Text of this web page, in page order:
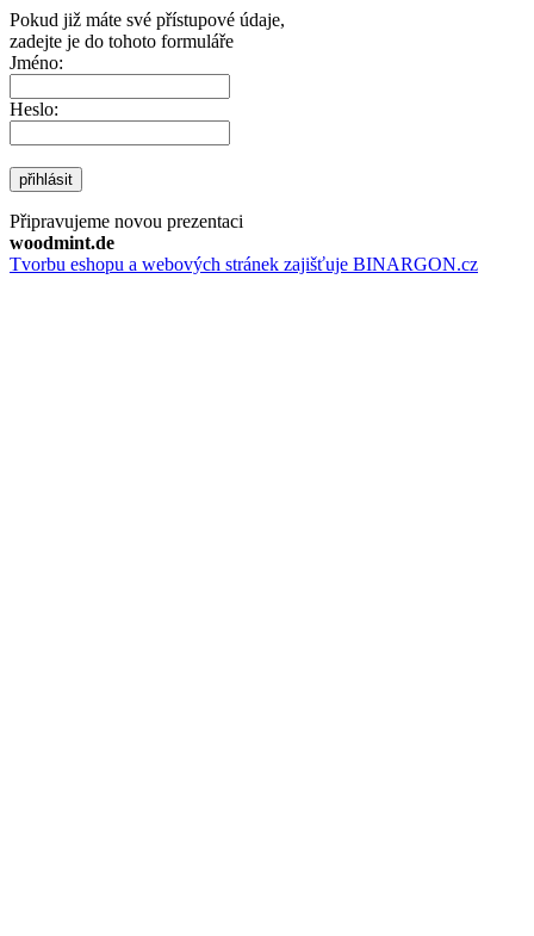
Pokud již máte své přístupové údaje,
zadejte je do tohoto formuláře
Jméno:
Heslo:
přihlásit
Připravujeme novou prezentaci
woodmint.de
Tvorbu eshopu a webových stránek zajišťuje BINARGON.cz